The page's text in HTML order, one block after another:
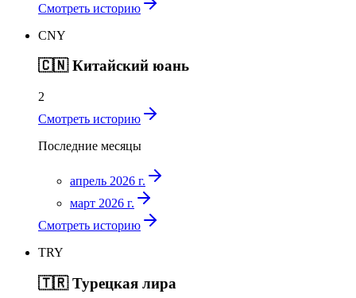
Смотреть историю
CNY
🇨🇳 Китайский юань
2
Смотреть историю
Последние месяцы
апрель 2026 г.
март 2026 г.
Смотреть историю
TRY
🇹🇷 Турецкая лира